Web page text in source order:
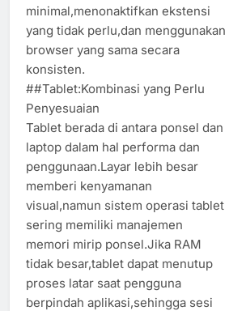
minimal,menonaktifkan ekstensi
yang tidak perlu,dan menggunakan
browser yang sama secara
konsisten.
##Tablet:Kombinasi yang Perlu
Penyesuaian
Tablet berada di antara ponsel dan
laptop dalam hal performa dan
penggunaan.Layar lebih besar
memberi kenyamanan
visual,namun sistem operasi tablet
sering memiliki manajemen
memori mirip ponsel.Jika RAM
tidak besar,tablet dapat menutup
proses latar saat pengguna
berpindah aplikasi,sehingga sesi